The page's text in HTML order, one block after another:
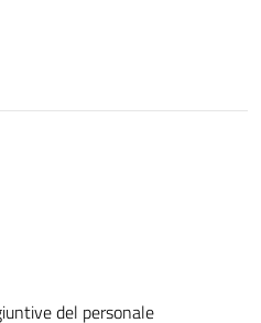
del personale